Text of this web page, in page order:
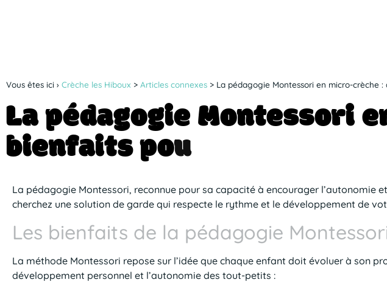
Vous êtes ici › Crèche les Hiboux > Articles connexes > La pédagogie Montessori en micro-crèche
LapédagogieMontesorie
bienfaitspour
La pédagogie Montessori, reconnue pour sa capacité à encourager l’autonomie
cherchez une solution de garde qui respecte le rythme et le développement de
Les bienfaits de la pédagogie
La méthode Montessori repose sur l’idée que chaque enfant doit évoluer à son
développement personnel et l’autonomie des tout-petits :